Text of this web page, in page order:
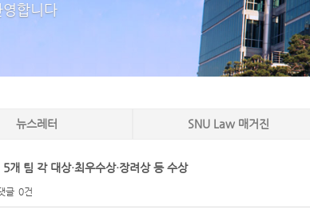
합니다
뉴스레터 SNU Law 매거진
팀 각 대상·최우수상·장려상 등 수상
글 0건